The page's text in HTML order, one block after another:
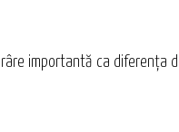
importantă ca diferenţa